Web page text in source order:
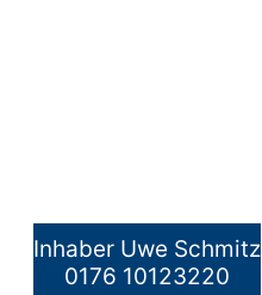
Inhaber Uwe Schmitz
0176 10123220